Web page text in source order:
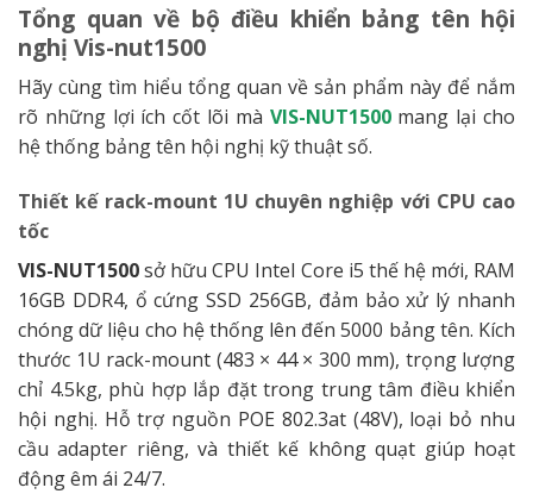
Tổng quan về bộ điều khiển bảng tên hội
nghị Vis-nut1500
Hãy cùng tìm hiểu tổng quan về sản phẩm này để nắm
rõ những lợi ích cốt lõi mà VIS-NUT1500mang lại cho
hệ thống bảng tên hội nghị kỹ thuật số.
Thiết kế rack-mount 1U chuyên nghiệp với CPU cao
tốc
VIS-NUT1500sở hữu CPU Intel Core i5 thế hệ mới, RAM
16GB DDR4, ổ cứng SSD 256GB, đảm bảo xử lý nhanh
chóng dữ liệu cho hệ thống lên đến 5000 bảng tên. Kích
thước 1U rack-mount (483 × 44 × 300 mm), trọng lượng
chỉ 4.5kg, phù hợp lắp đặt trong trung tâm điều khiển
hội nghị. Hỗ trợ nguồn POE 802.3at (48V), loại bỏ nhu
cầu adapter riêng, và thiết kế không quạt giúp hoạt
động êm ái 24/7.